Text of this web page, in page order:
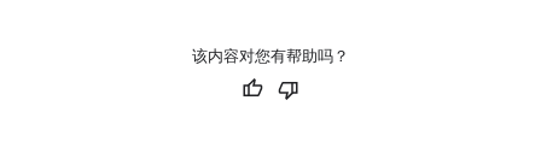
该内容对您有帮助吗？